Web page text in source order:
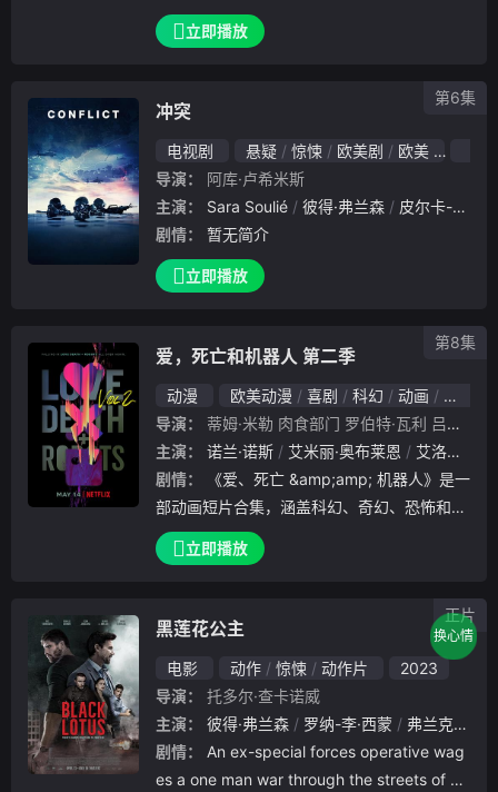
d Prasutagus. The King d
立即播放
冲突
电视剧 悬疑 惊悚 欧美剧 欧美
导演：
阿库·卢希米斯
主演：
Sara Soulié 彼得·弗兰森
皮尔卡-佩卡·彼得柳斯
剧情：
暂无简介
立即播放
第6集
爱，死亡和机器人 第二季
动漫 欧美动漫 喜剧 科幻 动画 恐怖
导演：
蒂姆·米勒 肉食部门 罗伯特·瓦利 吕寅荣
主演：
诺兰·诺斯 艾米丽·奥布莱恩 艾洛蒂·袁
剧情：
部动画短片合集，涵盖科幻、奇幻、恐怖和喜
剧等题材。每集都采用大胆的叙事手法，故事
好看易懂，令人印象深刻。
立即播放
第8集
黑莲花公主
电影 动作 惊悚 动作片
2023
导演：
托多尔·查卡诺威
主演：
彼得·弗兰森 罗纳-李·西蒙
弗兰克·格里罗
剧情：
es a one man war through the streets of A
正片
换心情